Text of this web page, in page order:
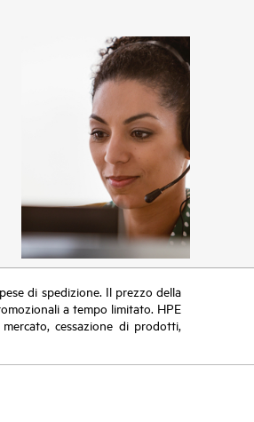
di spedizione. Il prezzo della
a tempo limitato. HPE
cessazione di prodotti,